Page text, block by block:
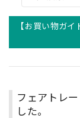
【お買い物ガ
フェアトレ
した。